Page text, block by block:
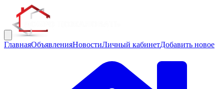
ГлавнаяОбъявленияНовостиЛичный кабинетДобавить новое